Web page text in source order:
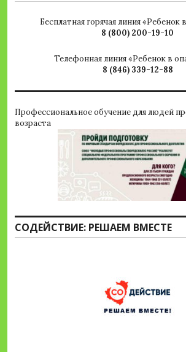
Бесплатная горячая линия «Ребенок
8 (800) 200-19-10
Телефонная линия «Ребенок в
8 (846) 339-12-88
Профессиональное обучение для людей
возраста
СОДЕЙСТВИЕ: РЕШАЕМ ВМЕСТЕ